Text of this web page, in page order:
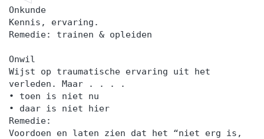
op om te vragen hoe het gaat. We willen namelijk
dat je blijvend tevreden bent met de training.
Vragen aan Supertrainer?Heb je een vraag die
nog niet is beantwoord? Vraag dan de gratis
brochure aan. Zo kunnen we contact met je
opnemen en je verder helpen. Hopelijk tot snel!
Onkunde
Kennis, ervaring.
Remedie: trainen & opleiden
Onwil
Wijst op traumatische ervaring uit het
verleden. Maar . . . .
• toen is niet nu
• daar is niet hier
Remedie:
Voordoen en laten zien dat het “niet erg is,